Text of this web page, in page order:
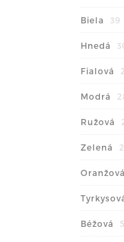
Biela 39
Hnedá
Fialová
Modrá
Ružová
Zelená
Oranžová
Béžová 5